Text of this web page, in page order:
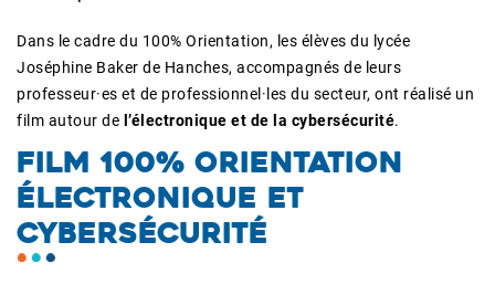
Dans le cadre du 100% Orientation, les élèves du lycée
Joséphine Baker de Hanches, accompagnés de leurs
professeur·es et de professionnel·les du secteur, ont réalisé un
film autour de l’électronique et de la cybersécurité.
FILM 100% ORIENTATION
ÉLECTRONIQUE ET
CYBERSÉCURITÉ